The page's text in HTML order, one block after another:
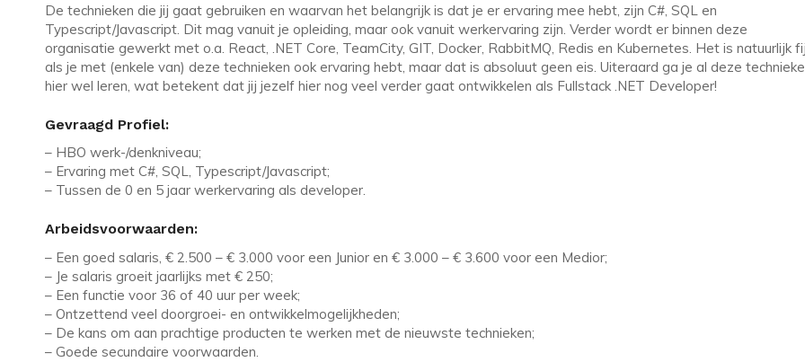
De technieken die jij gaat gebruiken en waarvan het belangrijk is dat je er ervaring mee hebt, zijn C#, SQL en
Typescript/Javascript. Dit mag vanuit je opleiding, maar ook vanuit werkervaring zijn. Verder wordt er binnen deze
organisatie gewerkt met o.a. React, .NET Core, TeamCity, GIT, Docker, RabbitMQ, Redis en Kubernetes. Het is natuurlijk
als je met (enkele van) deze technieken ook ervaring hebt, maar dat is absoluut geen eis. Uiteraard ga je al deze
hier wel leren, wat betekent dat jij jezelf hier nog veel verder gaat ontwikkelen als Fullstack .NET Developer!
Gevraagd Profiel:
– HBO werk-/denkniveau;
– Ervaring met C#, SQL, Typescript/Javascript;
– Tussen de 0 en 5 jaar werkervaring als developer.
Arbeidsvoorwaarden:
– Een goed salaris, € 2.500 – € 3.000 voor een Junior en € 3.000 – € 3.600 voor een Medior;
– Je salaris groeit jaarlijks met € 250;
– Een functie voor 36 of 40 uur per week;
– Ontzettend veel doorgroei- en ontwikkelmogelijkheden;
– De kans om aan prachtige producten te werken met de nieuwste technieken;
– Goede secundaire voorwaarden.